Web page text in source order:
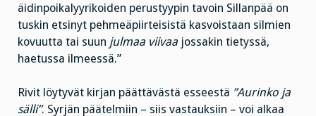
äidinpoikalyyrikoiden perustyypin tavoin Sillanpää on
tuskin etsinyt pehmeäpiirteisistä kasvoistaan silmien
kovuutta tai suun julmaa viivaa jossakin tietyssä,
haetussa ilmeessä.”
Rivit löytyvät kirjan päättävästä esseestä ”Aurinko ja
sälli”. Syrjän päätelmiin – siis vastauksiin – voi alkaa